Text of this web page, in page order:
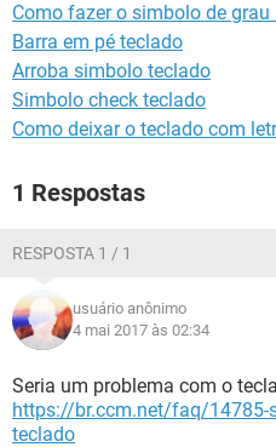
Como fazer o simbolo de
Barra em pé teclado
Arroba simbolo teclado
Simbolo check teclado
Como deixar o teclado com
1 Respostas
RESPOSTA 1 / 1
usuário anônimo
4 mai 2017 às 02:34
Seria um problema com o
https://br.ccm.net/faq/14785-
teclado